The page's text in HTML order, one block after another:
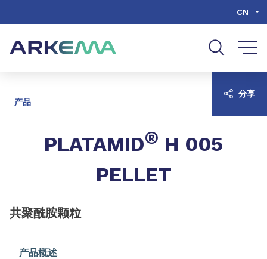
CN
产品
PLATAMID® H 005
PELLET
共聚酰胺颗粒
产品概述
分享